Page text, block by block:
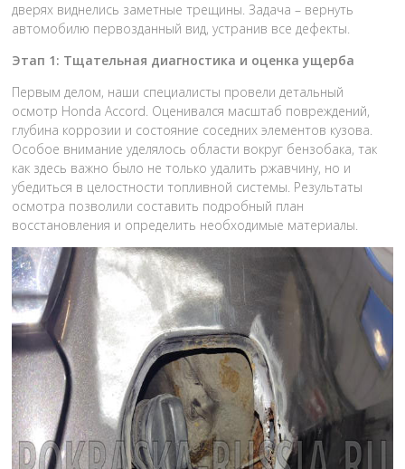
дверях виднелись заметные трещины. Задача – вернуть
автомобилю первозданный вид, устранив все дефекты.
Этап 1: Тщательная диагностика и оценка ущерба
Первым делом, наши специалисты провели детальный
осмотр Honda Accord. Оценивался масштаб повреждений,
глубина коррозии и состояние соседних элементов кузова.
Особое внимание уделялось области вокруг бензобака, так
как здесь важно было не только удалить ржавчину, но и
убедиться в целостности топливной системы. Результаты
осмотра позволили составить подробный план
восстановления и определить необходимые материалы.